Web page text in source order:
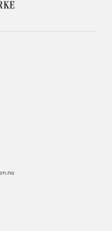
KONTAKTINFORMASJON